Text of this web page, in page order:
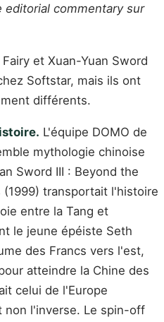
editorial commentary sur
et Xuan-Yuan Sword
Softstar, mais ils ont
différents.
L'équipe DOMO de
mythologie chinoise
Sword III : Beyond the
transportait l'histoire
entre la Tang et
le jeune épéiste Seth
des Francs vers l'est,
atteindre la Chine des
celui de l'Europe
non l'inverse. Le spin-off